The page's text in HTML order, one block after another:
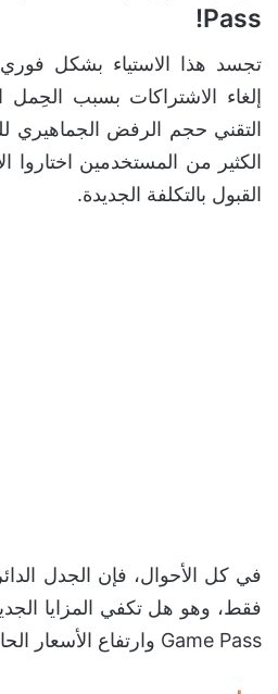
Pass!
تجسد هذا الاستياء بشكل
إلغاء الاشتراكات بسبب الحِمل
التقني حجم الرفض الجماهيري
الكثير من المستخدمين اختاروا
القبول بالتكلفة الجديدة.
في كل الأحوال، فإن الجدل
Game Pass وارتفاع الأسعار الحاد والغير مبرر؟